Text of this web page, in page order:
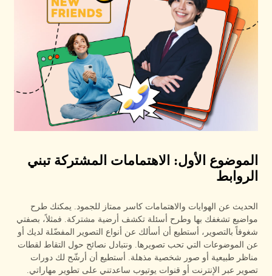
الموضوع الأول: الاهتمامات المشتركة تبني
الروابط
الحديث عن الهوايات والاهتمامات كاسر ممتاز للجمود. يمكنك طرح
مواضيع تشغفك بها وطرح أسئلة تكشف أرضية مشتركة. فمثلاً، بصفتي
شغوفاً بالتصوير، أستطيع أن أسألك عن أنواع التصوير المفضّلة لديك أو
عن الموضوعات التي تحب تصويرها. ونتبادل نصائح حول التقاط لقطات
مناظر طبيعية أو صور شخصية مذهلة. أستطيع أن أرشّح لك دورات
تصوير عبر الإنترنت أو قنوات يوتيوب ساعدتني على تطوير مهاراتي.